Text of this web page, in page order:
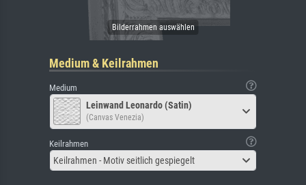
Medium & Keilrahmen
Medium
Leinwand Leonardo (Satin)
(Canvas Venezia)
Keilrahmen
Keilrahmen - Motiv seitlich gespiegelt